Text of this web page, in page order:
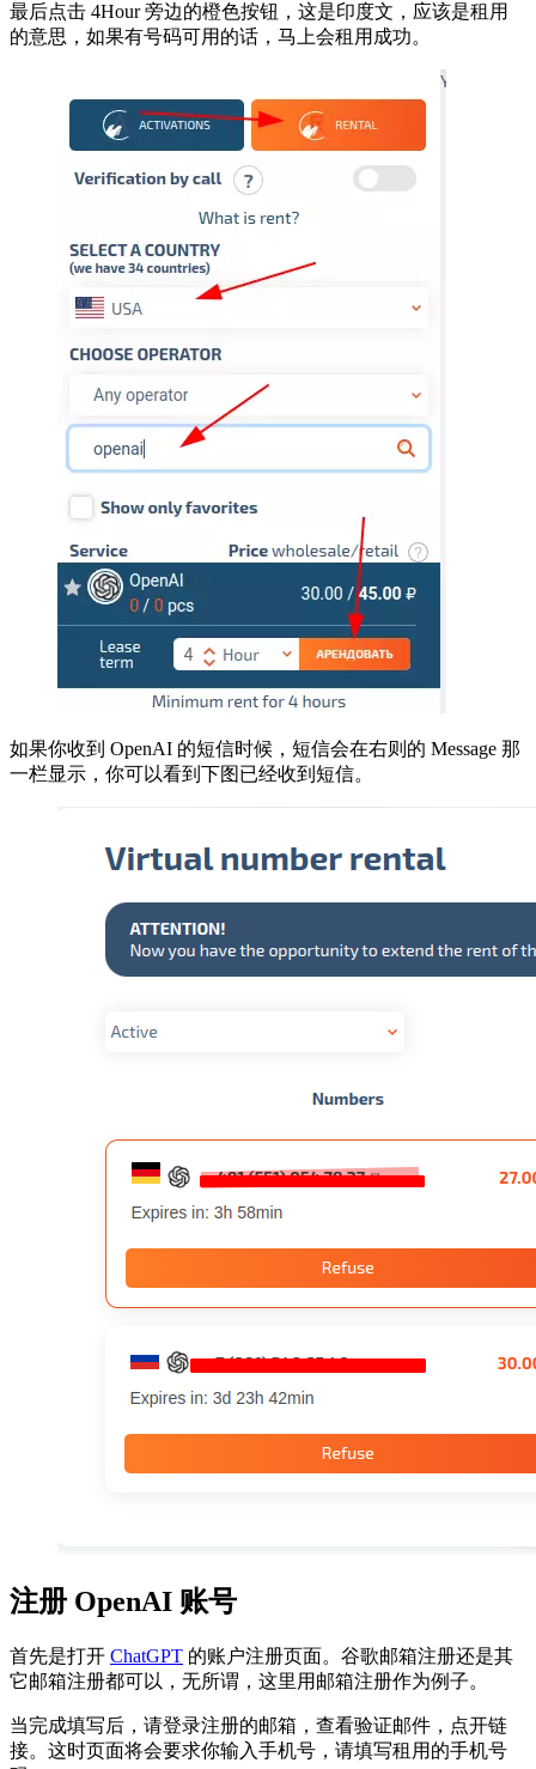
最后点击 4Hour 旁边的橙色按钮，这是印度文，应该是租用
的意思，如果有号码可用的话，马上会租用成功。
如果你收到 OpenAI 的短信时候，短信会在右则的 Message 那
一栏显示，你可以看到下图已经收到短信。
注册 OpenAI 账号
首先是打开 ChatGPT 的账户注册页面。谷歌邮箱注册还是其
它邮箱注册都可以，无所谓，这里用邮箱注册作为例子。
当完成填写后，请登录注册的邮箱，查看验证邮件，点开链
接。这时页面将会要求你输入手机号，请填写租用的手机号